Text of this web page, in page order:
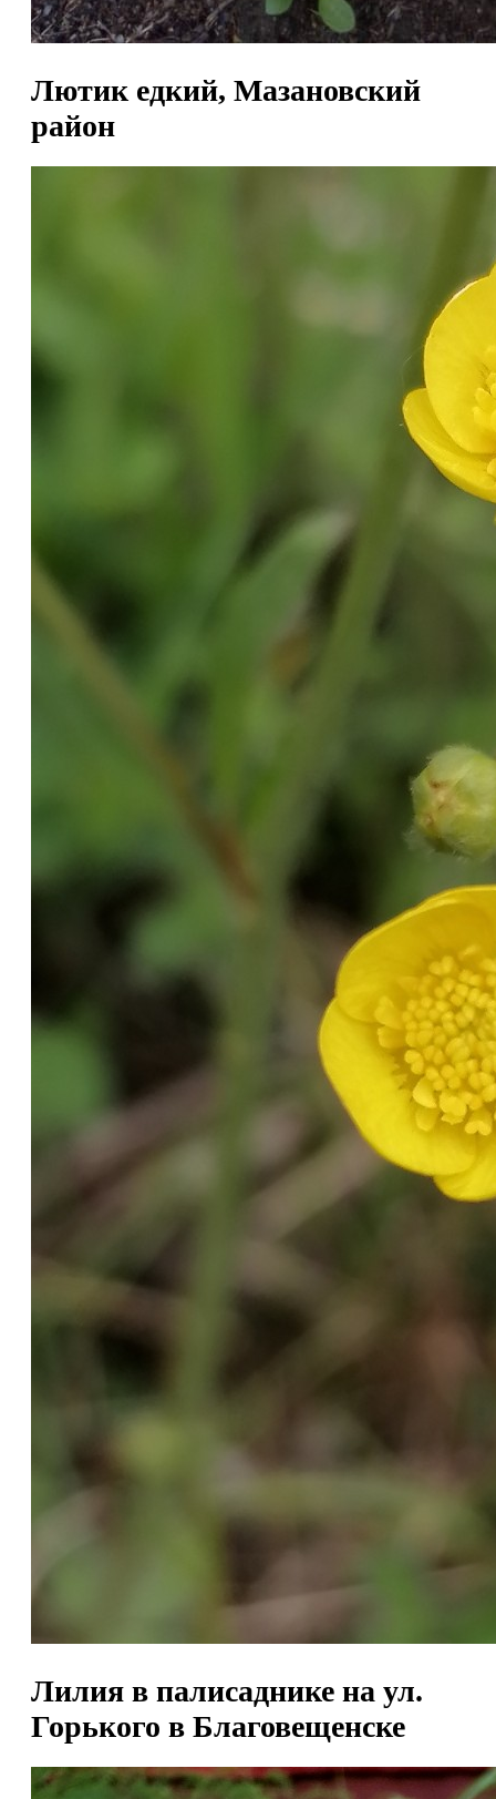
Лютик едкий, Мазановский
район
Лилия в палисаднике на ул.
Горького в Благовещенске